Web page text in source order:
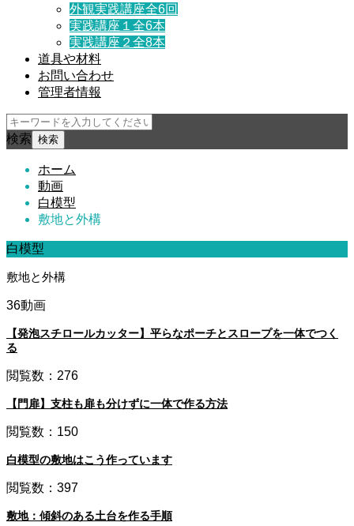
外観実践講座全6回
実践講座１全6本
実践講座２全8本
道具や材料
お問い合わせ
管理者情報
検索
ホーム
動画
白模型
敷地と外構
白模型
敷地と外構
36動画
【発泡スチロールカッター】平らなポーチとスロープを一体でつく
る
閲覧数：276
【門扉】支柱も扉も分けずに一体で作る方法
閲覧数：150
白模型の敷地はこう作っています
閲覧数：397
敷地：傾斜のある土台を作る手順